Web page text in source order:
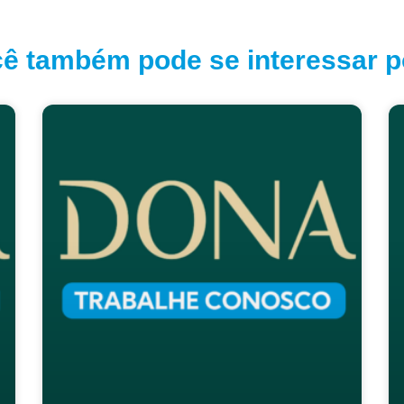
também pode se interessar